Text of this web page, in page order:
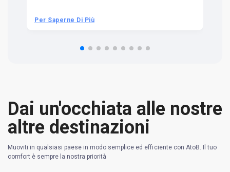
Per Saperne Di Più
Dai un'occhiata alle nostre
altre destinazioni
Muoviti in qualsiasi paese in modo semplice ed efficiente con AtoB. Il tuo
comfort è sempre la nostra priorità